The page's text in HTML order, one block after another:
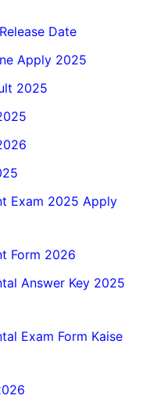
Date
Apply 2025
2025
Exam 2025 Apply
Form 2026
Answer Key 2025
Exam Form Kaise